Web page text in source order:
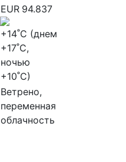
EUR 94.837
+14˚C (днем
+17˚C,
ночью
+10˚C)
Ветрено,
переменная
облачность